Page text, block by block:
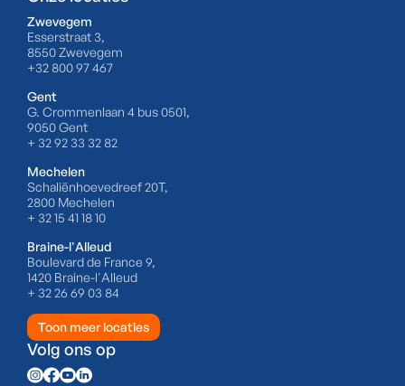
Zwevegem
Esserstraat 3,
8550 Zwevegem
+32 800 97 467
Gent
G. Crommenlaan 4 bus 0501,
9050 Gent
+ 32 92 33 32 82
Mechelen
Schaliënhoevedreef 20T,
2800 Mechelen
+ 32 15 41 18 10
Braine-l'Alleud
Boulevard de France 9,
1420 Braine-l'Alleud
+ 32 26 69 03 84
Toon meer locaties
Volg ons op